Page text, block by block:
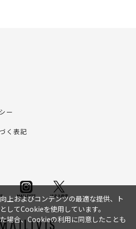
ー
く表記
上およびコンテンツの最適な提供、ト
してCookieを使用しています。
場合、Cookieの利用に同意したことも